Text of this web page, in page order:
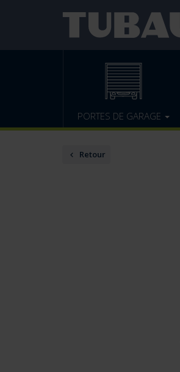
PORTES DE GARAGE
Retour